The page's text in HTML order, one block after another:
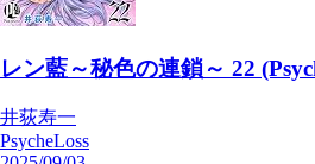
レン藍～秘色の連鎖～ 22
井荻寿一
PsycheLoss